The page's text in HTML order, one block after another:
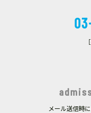
メール送信時